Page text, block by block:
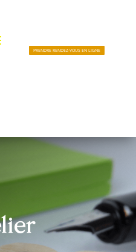
PRENDRE RENDEZ-VOUS EN LIGNE